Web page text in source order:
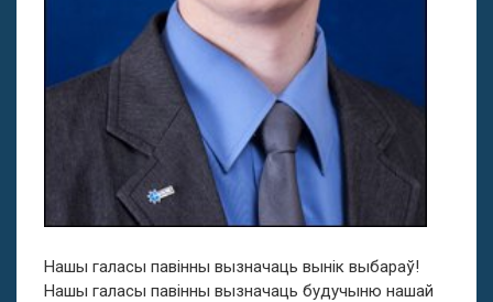
Нашы галасы павінны вызначаць вынік выбараў!
Нашы галасы павінны вызначаць будучыню нашай